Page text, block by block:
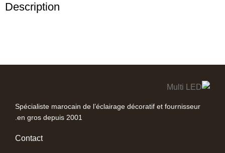
Description
Spécialiste marocain de l’éclairage décoratif et fournisseur
en gros depuis 2001.
Contact